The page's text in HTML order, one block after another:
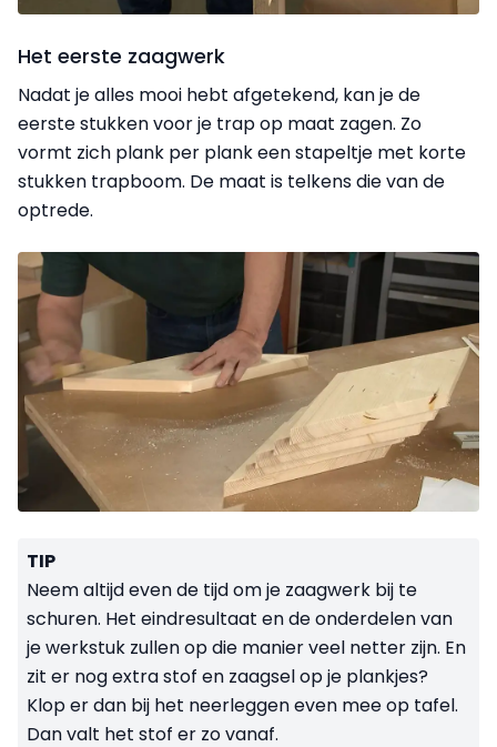
Het eerste zaagwerk
Nadat je alles mooi hebt afgetekend, kan je de
eerste stukken voor je trap op maat zagen. Zo
vormt zich plank per plank een stapeltje met korte
stukken trapboom. De maat is telkens die van de
optrede.
TIP
Neem altijd even de tijd om je zaagwerk bij te
schuren. Het eindresultaat en de onderdelen van
je werkstuk zullen op die manier veel netter zijn. En
zit er nog extra stof en zaagsel op je plankjes?
Klop er dan bij het neerleggen even mee op tafel.
Dan valt het stof er zo vanaf.